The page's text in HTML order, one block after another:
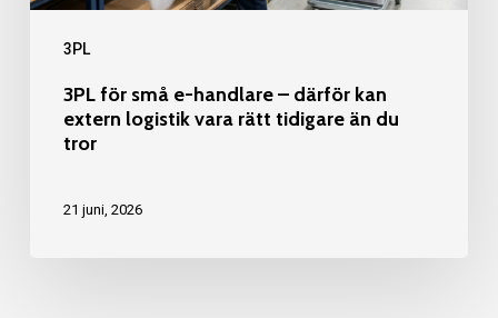
3PL
vara
tidigare
3PL för små e-handlare – därför kan
extern logistik vara rätt tidigare än du
tror
21 juni, 2026